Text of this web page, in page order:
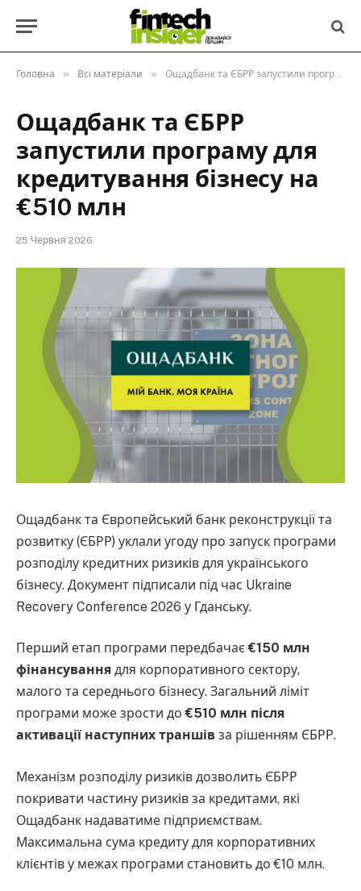
Головна » Всі матеріали » Ощадбанк та ЄБРР запустили програму для кредитування бізнесу на €510 млн
Ощадбанк та ЄБРР
запустили програму для
кредитування бізнесу на
€510 млн
25 Червня 2026
Ощадбанк та Європейський банк реконструкції та
розвитку (ЄБРР) уклали угоду про запуск програми
розподілу кредитних ризиків для українського
бізнесу. Документ підписали під час Ukraine
Recovery Conference 2026 у Гданську.
Перший етап програми передбачає€150 млн
фінансування для корпоративного сектору,
малого та середнього бізнесу. Загальний ліміт
програми може зрости до€510 млн після
активації наступних траншів за рішенням ЄБРР.
Механізм розподілу ризиків дозволить ЄБРР
покривати частину ризиків за кредитами, які
Ощадбанк надаватиме підприємствам.
Максимальна сума кредиту для корпоративних
клієнтів у межах програми становить до €10 млн.